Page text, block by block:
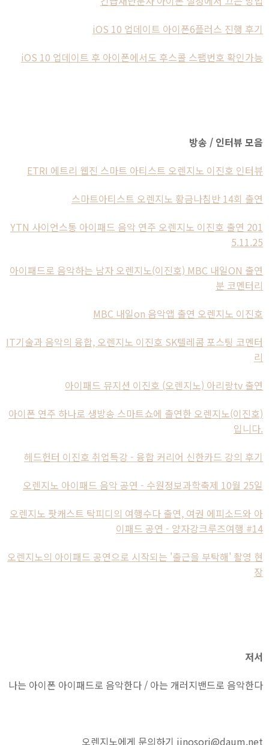
iOS 10 업데이트 아이폰6플러스 진행 후기
iOS 10 업데이트 후 아이폰에서도 후스콜 스팸번호 확인가능
방송 / 인터뷰 모음
ETRI 에트리 웹진 스마트 아티스트 오렌지노 이진호 인터뷰
스마트아티스트 오렌지노 황금나침반 14회 출연
YTN 사이언스통 아이패드 음악 연주 오렌지노 이진호 출연 201
5.11.25
아이패드로 음악하는 남자 오렌지노(이진호) MBC 내일ON 출연
분 코멘터리
MBC 내일on 음악앱 출연 오렌지노 이진호
IT기술과 음악의 융합, 오렌지노 이진호 SK텔레콤 포스팅 코멘터
리
아이패드 뮤지션 이진호 (오렌지노) 아리랑tv 출연
아이폰 연주 하나로 생방송 스마트쇼에 출연한 오렌지노(이진호)
입니다.
헤드헌터 이진호 취업특강 - 융합 커리어 신한카드 강의 후기
오렌지노 아이패드 음악 공연 - 수원정보과학축제 10월 25일
오렌지노 팟캐스트 탁피디의 여행수다 출연, 여권 에피소드와 아
이패드 공연 - 양자강크루즈여행 #14
오렌지노의 아이패드 공연으로 시작되는 '출근을 부탁해' 촬영 현
장
저서
나는 아이폰 아이패드로 음악한다 / 아는 개러지밴드로 음악한다
오렌지노에게 문의하기 jinosori@daum.net